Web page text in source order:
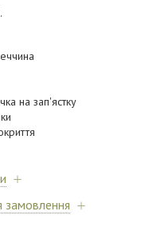
на зап'ястку
замовлення